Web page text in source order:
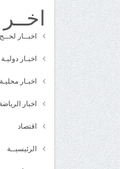
اخبــار لحــج
اخبـار دوليـة
اخبـار محليـة
اخبار الرياضة
اقتصاد
الرئيسيــة